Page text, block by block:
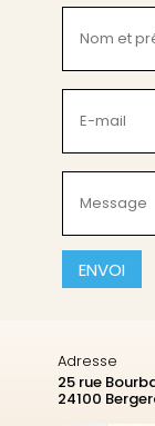
et
prénom
mail
(Nécessaire)
CAPTCHA
Adresse
25 rue
24100